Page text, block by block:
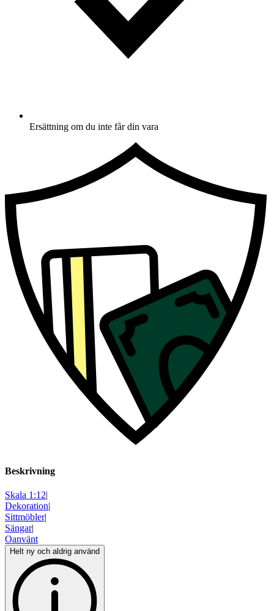
Ersättning om du inte får din vara
Beskrivning
Skala 1:12|
Dekoration|
Sittmöbler|
Sängar|
Oanvänt
Helt ny och aldrig använd